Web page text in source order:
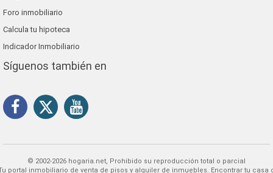
Foro inmobiliario
Calcula tu hipoteca
Indicador Inmobiliario
Síguenos también en
© 2002-2026 hogaria.net, Prohibido su reproducción total o parcial
Encontrar tu casa o